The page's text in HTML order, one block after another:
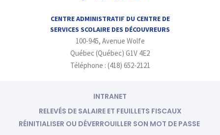
g
r
a
m
d
i
n
-
i
n
b
e
CENTRE ADMINISTRATIF DU CENTRE DE
SERVICES SCOLAIRE DES DÉCOUVREURS
100-945, Avenue Wolfe
Québec (Québec) G1V 4E2
Téléphone : (418) 652-2121
INTRANET
RELEVÉS DE SALAIRE ET FEUILLETS FISCAUX
RÉINITIALISER OU DÉVERROUILLER SON MOT DE PASSE